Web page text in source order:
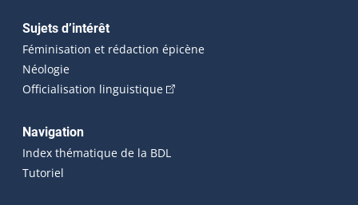
Sujets d’intérêt
Féminisation et rédaction épicène
Néologie
Officialisation linguistique(Cet hyperlien externe s'ouvrira
Navigation
Index thématique de la BDL
Tutoriel